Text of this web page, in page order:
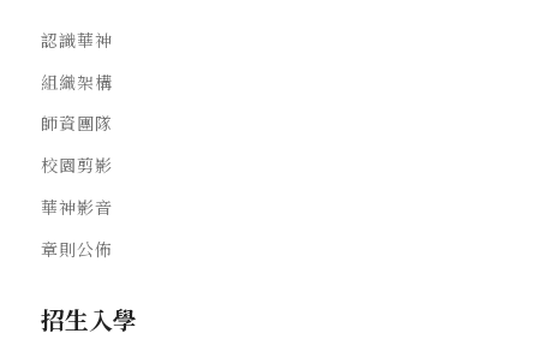
認識華神
組織架構
師資團隊
校園剪影
華神影音
章則公佈
招生入學